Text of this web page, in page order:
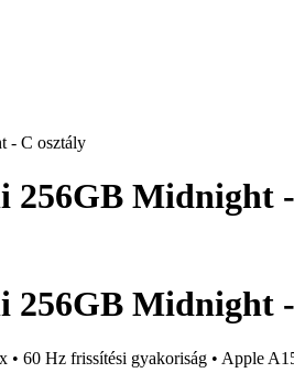
- C osztály
256GB Midnight
256GB Midnight
60 Hz frissítési gyakoriság • Apple